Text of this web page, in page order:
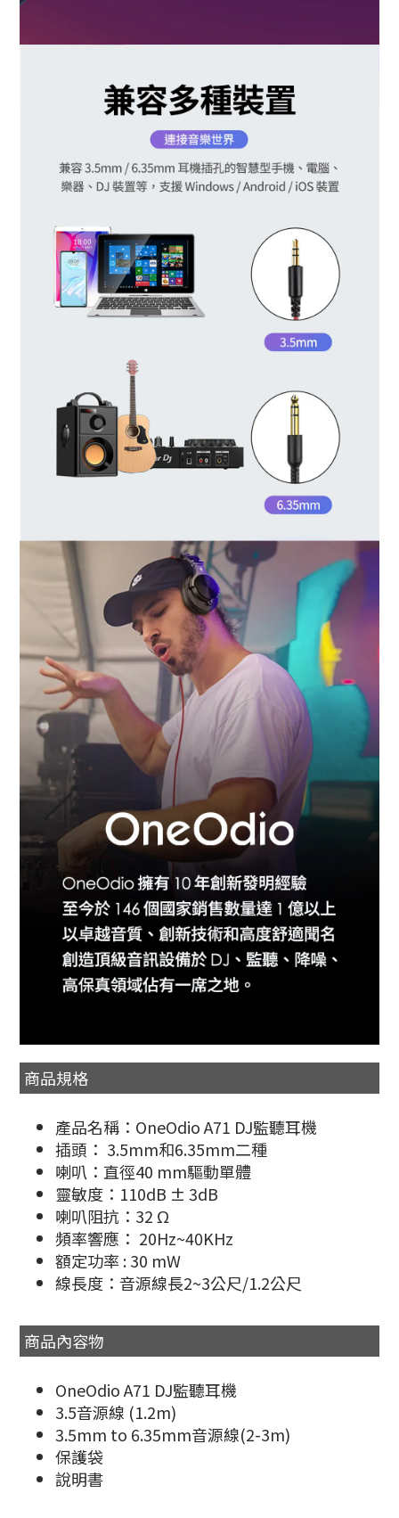
商品規格
產品名稱：OneOdio A71 DJ監聽耳機
插頭： 3.5mm和6.35mm二種
喇叭：直徑40 mm驅動單體
靈敏度：110dB ± 3dB
喇叭阻抗：32 Ω
頻率響應： 20Hz~40KHz
額定功率 : 30 mW
線長度：音源線長2~3公尺/1.2公尺
商品內容物
OneOdio A71 DJ監聽耳機
3.5音源線 (1.2m)
3.5mm to 6.35mm音源線(2-3m)
保護袋
說明書